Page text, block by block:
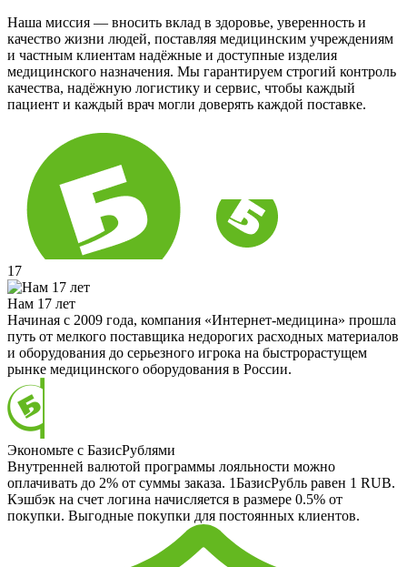
Наша миссия — вносить вклад в здоровье, уверенность и
качество жизни людей, поставляя медицинским учреждениям
и частным клиентам надёжные и доступные изделия
медицинского назначения. Мы гарантируем строгий контроль
качества, надёжную логистику и сервис, чтобы каждый
пациент и каждый врач могли доверять каждой поставке.
17
Нам 17 лет
Начиная с 2009 года, компания «Интернет-медицина» прошла
путь от мелкого поставщика недорогих расходных материалов
и оборудования до серьезного игрока на быстрорастущем
рынке медицинского оборудования в России.
Экономьте с БазисРублями
Внутренней валютой программы лояльности можно
оплачивать до 2% от суммы заказа. 1БазисРубль равен 1 RUB.
Кэшбэк на счет логина начисляется в размере 0.5% от
покупки. Выгодные покупки для постоянных клиентов.